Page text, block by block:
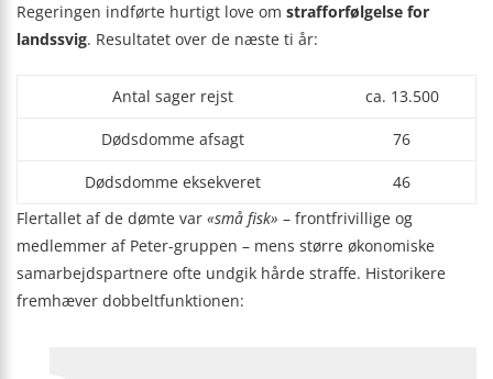
Regeringen indførte hurtigt love om strafforfølgelse for
landssvig. Resultatet over de næste ti år:
Antal sager rejst ca. 13.500
Dødsdomme afsagt 76
Dødsdomme eksekveret
46
Flertallet af de dømte var «små fisk» – frontfrivillige og
medlemmer af Peter-gruppen – mens større økonomiske
samarbejdspartnere ofte undgik hårde straffe. Historikere
fremhæver dobbeltfunktionen: